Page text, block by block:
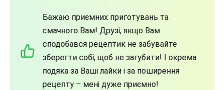
Бажаю приємних приготувань та
смачного Вам! Друзі, якщо Вам
сподобався рецептик не забувайте
зберегти собі, щоб не загубити! І окрема
подяка за Ваші лайки і за поширення
рецепту – мені дуже приємно!